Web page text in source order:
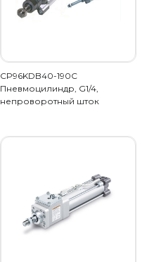
CP96KDB40-190C
Пневмоцилиндр, G1/4,
непроворотный шток